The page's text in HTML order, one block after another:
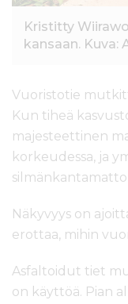
Kristitty
kansaan. Kuva:
Vuoristotie
Kun tiheä
majesteettinen
korkeudessa, ja
Näkyvyys on
erottaa, mihin
Asfaltoidut tiet
on käyttöä. Pian